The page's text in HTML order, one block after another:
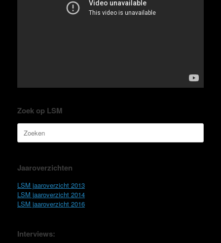
Zoek op LSM
Zoeken
naar:
Jaaroverzichten
LSM jaaroverzicht 2013
LSM jaaroverzicht 2014
LSM jaaroverzicht 2016
Interviews: